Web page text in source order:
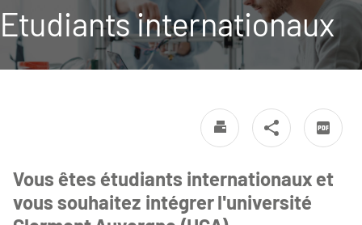
Etudiants internationaux
Vous êtes étudiants internationaux et
vous souhaitez intégrer l'université